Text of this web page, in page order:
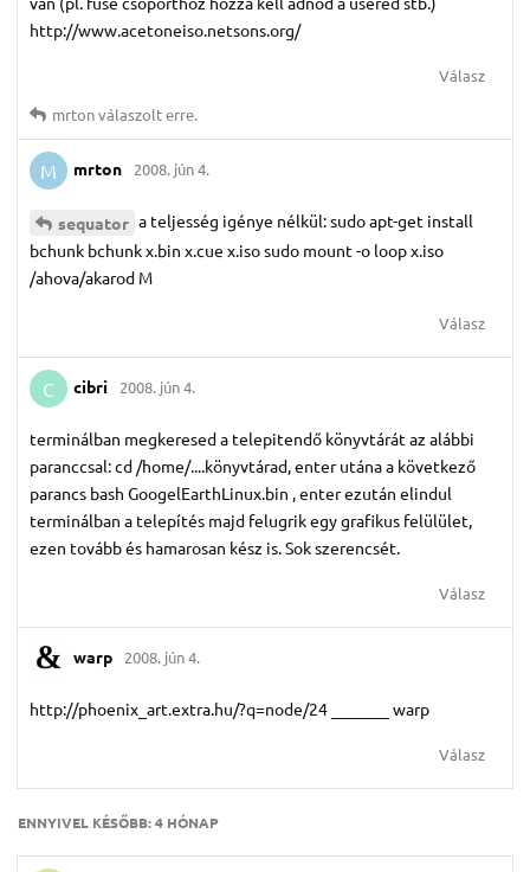
http://www.acetoneiso.netsons.org/
Válasz
mrtonválaszolt erre.
M mrton 2008. jún 4.
sequator a teljesség igénye nélkül: sudo apt-get install
bchunk bchunk x.bin x.cue x.iso sudo mount -o loop x.iso
/ahova/akarod M
Válasz
C cibri 2008. jún 4.
terminálban megkeresed a telepitendő könyvtárát az alábbi
paranccsal: cd /home/....könyvtárad, enter utána a következő
parancs bash GoogelEarthLinux.bin , enter ezután elindul
terminálban a telepítés majd felugrik egy grafikus felülület,
ezen tovább és hamarosan kész is. Sok szerencsét.
Válasz
warp 2008. jún 4.
http://phoenix_art.extra.hu/?q=node/24 _______ warp
Válasz
ENNYIVEL KÉSŐBB:4 HÓNAP